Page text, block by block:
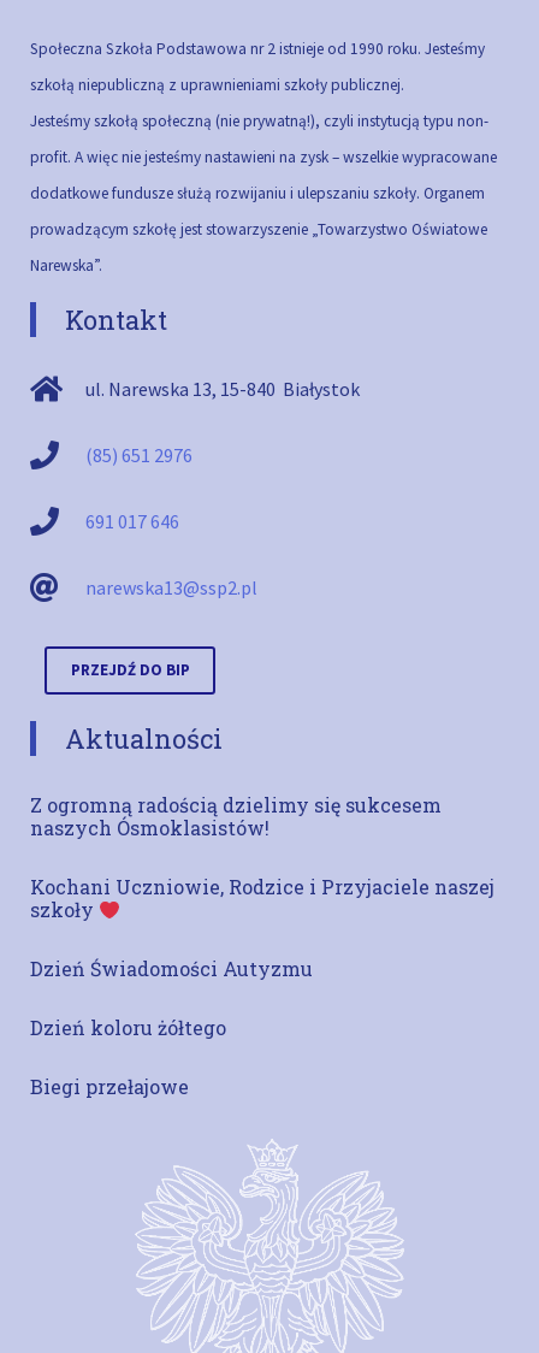
Społeczna Szkoła Podstawowa nr 2 istnieje od 1990 roku. Jesteśmy
szkołą niepubliczną z uprawnieniami szkoły publicznej.
Jesteśmy szkołą społeczną (nie prywatną!), czyli instytucją typu non-
profit. A więc nie jesteśmy nastawieni na zysk – wszelkie wypracowane
dodatkowe fundusze służą rozwijaniu i ulepszaniu szkoły. Organem
prowadzącym szkołę jest stowarzyszenie „Towarzystwo Oświatowe
Narewska”.
Kontakt
ul. Narewska 13, 15-840 Białystok
(85) 651 2976
691 017 646
narewska13@ssp2.pl
PRZEJDŹ DO BIP
Aktualności
Z ogromną radością dzielimy się sukcesem
naszych Ósmoklasistów!
Kochani Uczniowie, Rodzice i Przyjaciele naszej
szkoły
Dzień Świadomości Autyzmu
Dzień koloru żółtego
Biegi przełajowe